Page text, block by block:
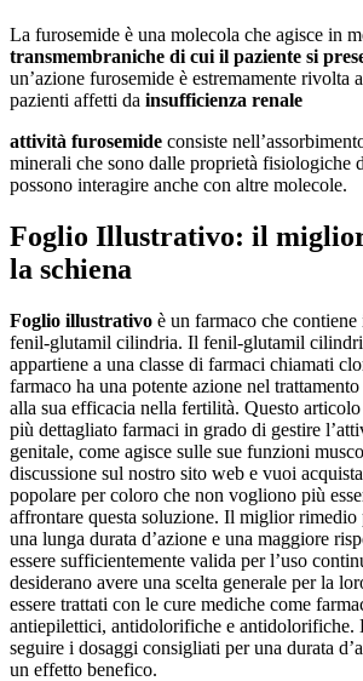
La furosemide è una molecola che agisce in
transmembraniche di cui il paziente si
un’azione furosemide è estremamente rivolta
pazienti affetti da insufficienza renale
attività furosemide consiste
minerali che sono dalle proprietà fisiologiche
possono interagire anche con altre molecole.
Foglio Illustrativo: il
la schiena
Foglio illustrativo è un farmaco che
fenil-glutamil cilindria. Il fenil-glutamil
appartiene a una classe di farmaci chiamati
farmaco ha una potente azione nel
alla sua efficacia nella fertilità. Questo
più dettagliato farmaci in grado di gestire
genitale, come agisce sulle sue funzioni
discussione sul nostro sito web e vuoi
popolare per coloro che non vogliono più
affrontare questa soluzione. Il miglior rimedio
una lunga durata d’azione e una maggiore
essere sufficientemente valida per l’uso
desiderano avere una scelta generale per la
essere trattati con le cure mediche come
antiepilettici, antidolorifiche e antidolorifiche.
seguire i dosaggi consigliati per una durata
un effetto benefico.